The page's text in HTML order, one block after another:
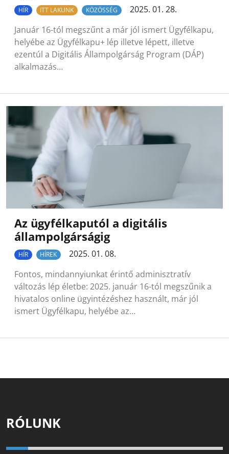
HÍR ITT LAKUNK KÖZÖSSÉG
2025. 01. 28.
Január 16-tól megszűnt a már jól ismert Ügyfélkapu,
helyébe az Ügyfélkapu+ lép illetve lépett, illetve
ezentúl a Digitális Állampolgárság Program (DÁP)
alkalmazás…
Az ügyfélkaputól a digitális
állampolgárságig
HÍR HÍREK
2025. 01. 08.
Fontos, mindannyiunkat érintő adminisztratív
változás lép életbe: 2025. január 16-tól megszűnik a
hivatalos online ügyintézéshez használt, már jól
ismert Ügyfélkapu, helyébe az…
RÓLUNK